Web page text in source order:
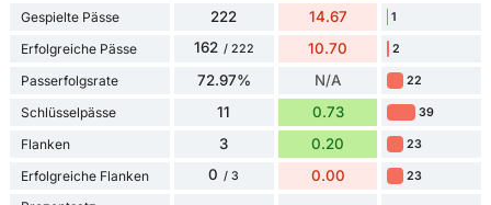
Gespielte Pässe 222 14.67 1
Erfolgreiche Pässe 162 / 222 10.70 2
Passerfolgsrate 72.97% N/A 22
Schlüsselpässe 11 0.73 39
Flanken 3 0.20 23
Erfolgreiche Flanken 0 / 3 0.00 23